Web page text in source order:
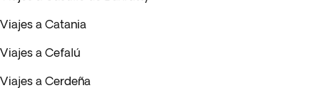
Viajes a Catania
Viajes a Cefalú
Viajes a Cerdeña